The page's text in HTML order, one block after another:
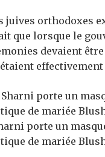
juives orthodoxes
que lorsque le
devaient
effectivement
porte un
de mariée